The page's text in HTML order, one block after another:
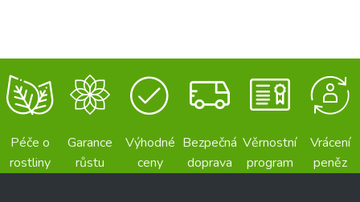
Péče o
rostliny
Garance
růstu
Výhodné
ceny
Bezpečná
doprava
Věrnostní
program
Vrácení
peněz